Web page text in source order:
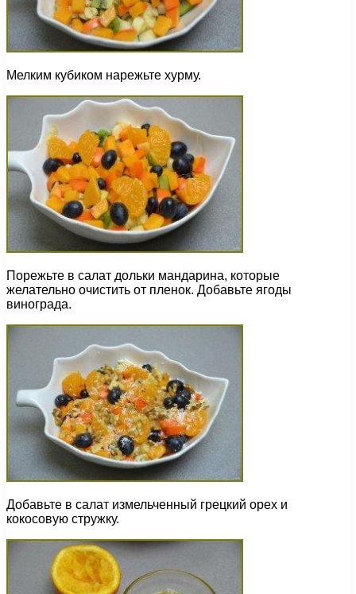
Мелким кубиком нарежьте хурму.
Порежьте в салат дольки мандарина, которые
желательно очистить от пленок. Добавьте ягоды
винограда.
Добавьте в салат измельченный грецкий орех и
кокосовую стружку.